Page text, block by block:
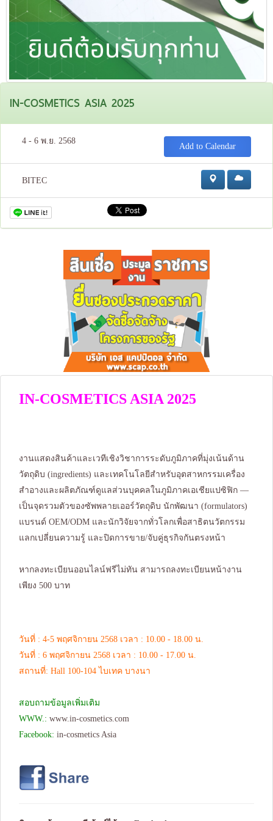
IN-COSMETICS ASIA 2025
4 - 6 พ.ย. 2568
Add to Calendar
BITEC
IN-COSMETICS ASIA 2025
งานแสดงสินค้าและเวทีเชิงวิชาการระดับภูมิภาคที่มุ่งเน้นด้าน
วัตถุดิบ (ingredients) และเทคโนโลยีสำหรับอุตสาหกรรมเครื่อง
สำอางและผลิตภัณฑ์ดูแลส่วนบุคคลในภูมิภาคเอเชียแปซิฟิก —
เป็นจุดรวมตัวของซัพพลายเออร์วัตถุดิบ นักพัฒนา (formulators)
แบรนด์ OEM/ODM และนักวิจัยจากทั่วโลกเพื่อสาธิตนวัตกรรม
แลกเปลี่ยนความรู้ และปิดการขาย/จับคู่ธุรกิจกันตรงหน้า
หากลงทะเบียนออนไลน์ฟรีไม่ทัน สามารถลงทะเบียนหน้างาน
เพียง 500 บาท
วันที่ : 4-5 พฤศจิกายน 2568 เวลา : 10.00 - 18.00 น.
วันที่ : 6 พฤศจิกายน 2568 เวลา : 10.00 - 17.00 น.
สถานที่: Hall 100-104 ไบเทค บางนา
สอบถามข้อมูลเพิ่มเติม
WWW.: www.in-cosmetics.com
Facebook: in-cosmetics Asia